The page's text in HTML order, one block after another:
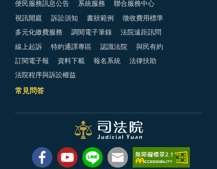
便民服務訊息公告 系統服務 聯合服務中心
視訊開庭 訴訟須知 書狀範例 徵收費用標準
多元化繳費服務 調閱電子筆錄 法院遠距訊問
線上起訴 特約通譯專區 認識法院 與民有約
訂閱電子報 資料下載 報名系統 法律扶助
法院程序與訴訟權益
常見問答